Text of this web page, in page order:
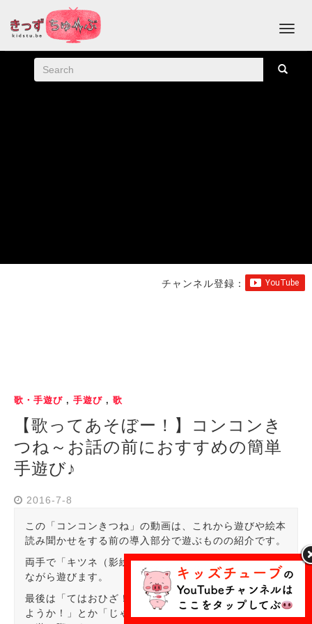
チャンネル登録：
歌・手遊び , 手遊び , 歌
【歌ってあそぼー！】コンコンき
つね～お話の前におすすめの簡単
手遊び♪
2016-7-8
この「コンコンきつね」の動画は、これから遊びや絵本
読み聞かせをする前の導入部分で遊ぶものの紹介です。
両手で「キツネ（影絵のキツネの形）」を作って、歌い
ながら遊びます。
最後は「てはおひざ！」で終わるので、「じゃあお話し
ようか！」とか「じゃあ絵本読もうか！」と、お子さん